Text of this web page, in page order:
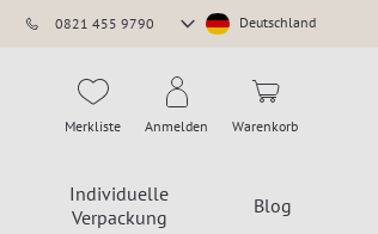
0821 455 9790
Store
Deutschland
Merkliste Anmelden Warenkorb
Individuelle
Verpackung
Blog